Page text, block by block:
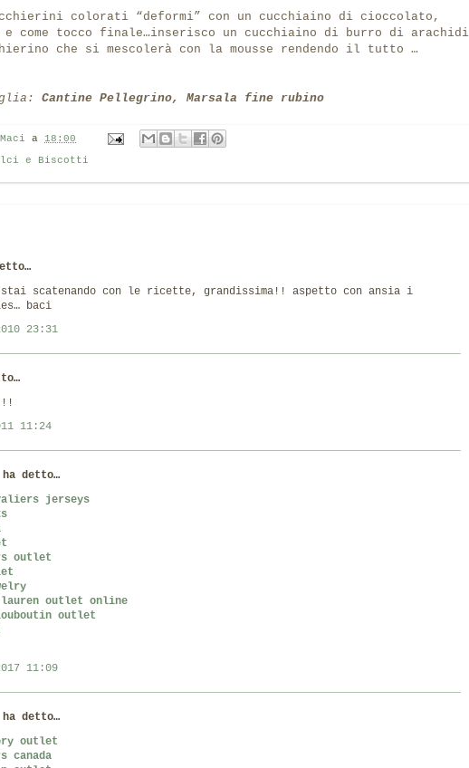
colorati “deformi” con un cucchiaino di cioccolato,
e come tocco finale…inserisco un cucchiaino di burro di arachidi
che si mescolerà con la mousse rendendo il tutto …
Cantine Pellegrino, Marsala fine rubino
a 18:00
e Biscotti
scatenando con le ricette, grandissima!! aspetto con ansia i
baci
23:31
11:24
ha detto…
jerseys
outlet
outlet online
outlet
11:09
ha detto…
outlet
canada